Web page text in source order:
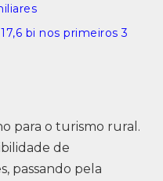
bi nos primeiros 3
para o turismo rural.
de
passando pela